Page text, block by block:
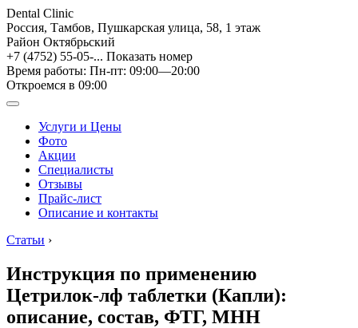
Dental Clinic
Россия, Тамбов, Пушкарская улица, 58, 1 этаж
Район Октябрьский
+7 (4752) 55-05-... Показать номер
Время работы: Пн-пт: 09:00—20:00
Откроемся в 09:00
Услуги и Цены
Фото
Акции
Специалисты
Отзывы
Прайс-лист
Описание и контакты
Статьи ›
Инструкция по применению
Цетрилок-лф таблетки (Капли):
описание, состав, ФТГ, МНН